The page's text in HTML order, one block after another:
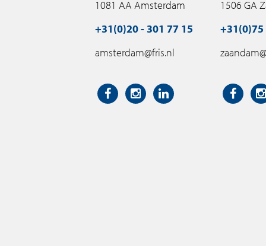
1081 AA Amsterdam
+31(0)20 - 301 77 15
amsterdam@fris.nl
1506 GA
+31(0)75